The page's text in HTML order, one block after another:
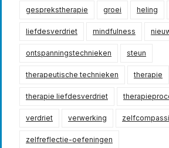
gesprekstherapie groei heling
liefdesverdriet mindfulness
ontspanningstechnieken steun
therapeutische technieken therapie
therapie liefdesverdriet
verdriet verwerking
zelfreflectie-oefeningen